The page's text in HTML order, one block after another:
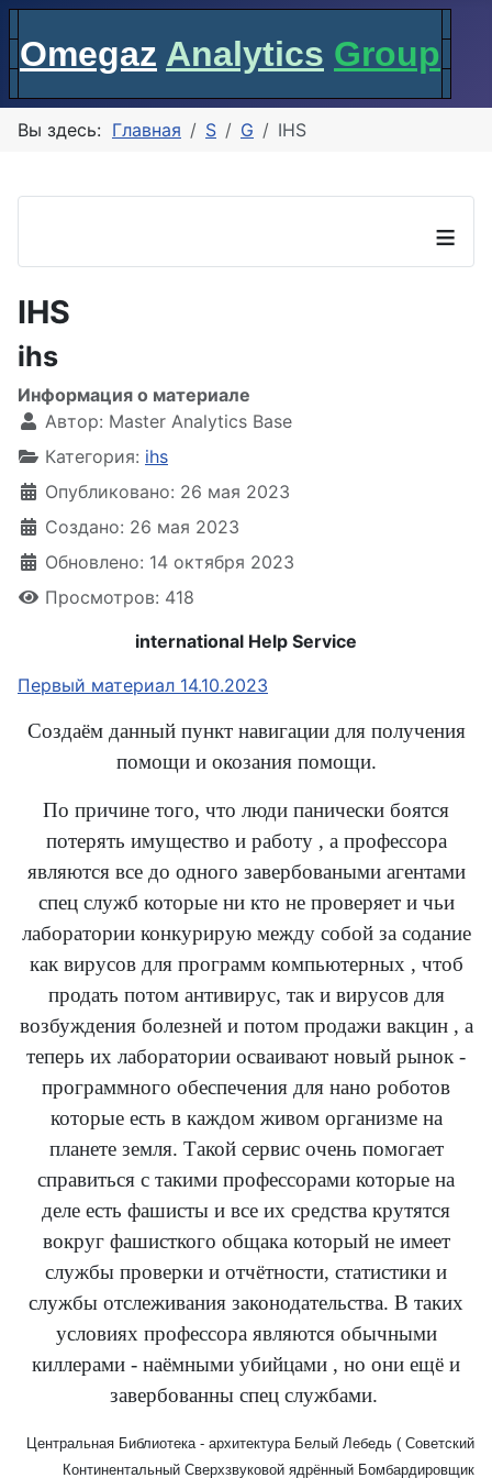
Omegaz Analytics Group
Вы здесь: Главная S G IHS
≡
IHS
ihs
Информация о материале
Автор: Master Analytics Base
Категория: ihs
Опубликовано: 26 мая 2023
Создано: 26 мая 2023
Обновлено: 14 октября 2023
Просмотров: 418
international Help Service
Первый материал 14.10.2023
Создаём данный пункт навигации для получения
помощи и окозания помощи.
По причине того, что люди панически боятся
потерять имущество и работу , а профессора
являются все до одного завербоваными агентами
спец служб которые ни кто не проверяет и чьи
лаборатории конкурирую между собой за содание
как вирусов для программ компьютерных , чтоб
продать потом антивирус, так и вирусов для
возбуждения болезней и потом продажи вакцин , а
теперь их лаборатории осваивают новый рынок -
программного обеспечения для нано роботов
которые есть в каждом живом организме на
планете земля. Такой сервис очень помогает
справиться с такими профессорами которые на
деле есть фашисты и все их средства крутятся
вокруг фашисткого общака который не имеет
службы проверки и отчётности, статистики и
службы отслеживания законодательства. В таких
условиях профессора являются обычными
киллерами - наёмными убийцами , но они ещё и
завербованны спец службами.
Центральная Библиотека - архитектура Белый Лебедь ( Советский
Континентальный Сверхзвуковой ядрённый Бомбардировщик